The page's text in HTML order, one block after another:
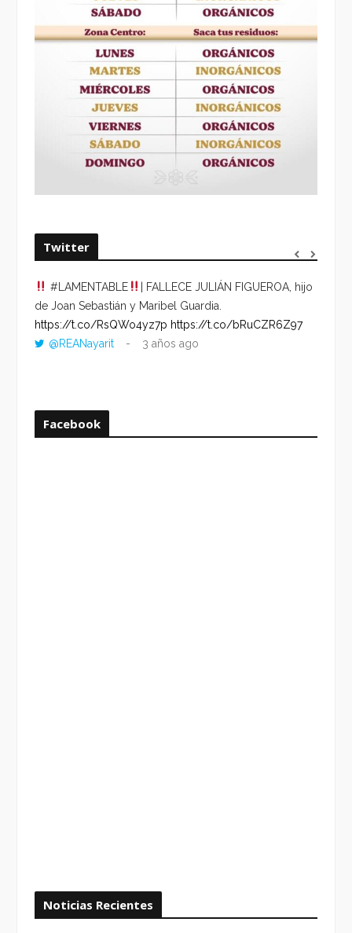
Twitter
#LAMENTABLE
| FALLECE JULIÁN FIGUEROA, hijo
de Joan Sebastián y Maribel Guardia.
https://t.co/RsQWo4yz7p https://t.co/bRuCZR6Z97
@REANayarit
3 años ago
Facebook
Noticias Recientes